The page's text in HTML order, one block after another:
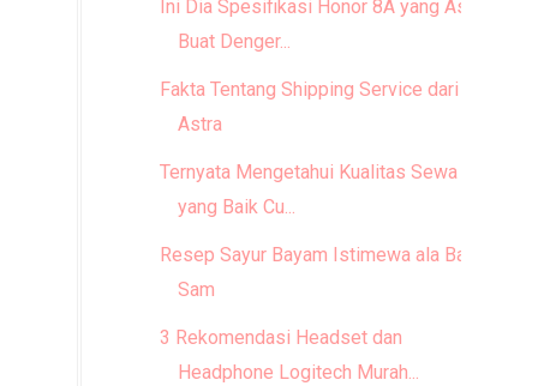
Ini Dia Spesifikasi Honor 8A yang Asik
Buat Denger...
Fakta Tentang Shipping Service dari
Astra
Ternyata Mengetahui Kualitas Sewa Bus
yang Baik Cu...
Resep Sayur Bayam Istimewa ala Bang
Sam
3 Rekomendasi Headset dan
Headphone Logitech Murah...